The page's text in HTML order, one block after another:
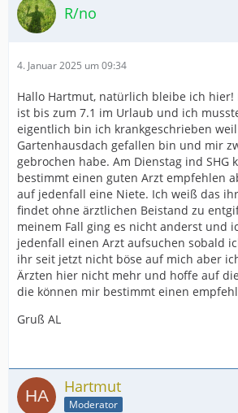
R/no
4. Januar 2025 um 09:34
Hallo Hartmut, natürlich bleibe ich hier!
ist bis zum 7.1 im Urlaub und ich
eigentlich bin ich krankgeschrieben
Gartenhausdach gefallen bin und mir
gebrochen habe. Am Dienstag ind SHG
bestimmt einen guten Arzt empfehlen
auf jedenfall eine Niete. Ich weiß das
findet ohne ärztlichen Beistand zu
meinem Fall ging es nicht anderst und
jedenfall einen Arzt aufsuchen sobald
ihr seit jetzt nicht böse auf mich aber
Ärzten hier nicht mehr und hoffe auf
die können mir bestimmt einen
Gruß AL
Hartmut
Moderator